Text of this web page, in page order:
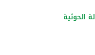
الحوثية